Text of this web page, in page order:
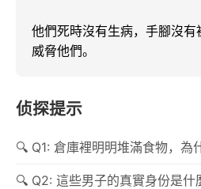
他們死時沒有生病，手腳沒
威脅他們。
侦探提示
Q1: 倉庫裡明明堆滿食物，為
Q2: 這些男子的真實身份是